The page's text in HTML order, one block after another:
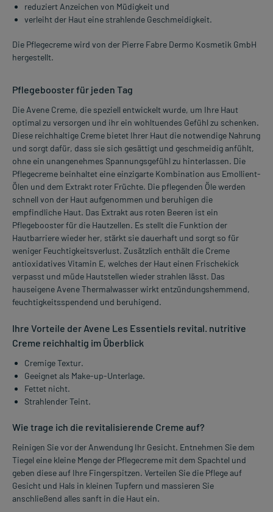
reduziert Anzeichen von Müdigkeit und
verleiht der Haut eine strahlende Geschmeidigkeit.
Die Pflegecreme wird von der Pierre Fabre Dermo Kosmetik GmbH
hergestellt.
Pflegebooster für jeden Tag
Die Avene Creme, die speziell entwickelt wurde, um Ihre Haut
optimal zu versorgen und ihr ein wohltuendes Gefühl zu schenken.
Diese reichhaltige Creme bietet Ihrer Haut die notwendige Nahrung
und sorgt dafür, dass sie sich gesättigt und geschmeidig anfühlt,
ohne ein unangenehmes Spannungsgefühl zu hinterlassen. Die
Pflegecreme beinhaltet eine einzigarte Kombination aus Emollient-
Ölen und dem Extrakt roter Früchte. Die pflegenden Öle werden
schnell von der Haut aufgenommen und beruhigen die
empfindliche Haut. Das Extrakt aus roten Beeren ist ein
Pflegebooster für die Hautzellen. Es stellt die Funktion der
Hautbarriere wieder her, stärkt sie dauerhaft und sorgt so für
weniger Feuchtigkeitsverlust. Zusätzlich enthält die Creme
antioxidatives Vitamin E, welches der Haut einen Frischekick
verpasst und müde Hautstellen wieder strahlen lässt. Das
hauseigene Avene Thermalwasser wirkt entzündungshemmend,
feuchtigkeitsspendend und beruhigend.
Ihre Vorteile der Avene Les Essentiels revital. nutritive
Creme reichhaltig im Überblick
Cremige Textur.
Geeignet als Make-up-Unterlage.
Fettet nicht.
Strahlender Teint.
Wie trage ich die revitalisierende Creme auf?
Reinigen Sie vor der Anwendung Ihr Gesicht. Entnehmen Sie dem
Tiegel eine kleine Menge der Pflegecreme mit dem Spachtel und
geben diese auf Ihre Fingerspitzen. Verteilen Sie die Pflege auf
Gesicht und Hals in kleinen Tupfern und massieren Sie
anschließend alles sanft in die Haut ein.